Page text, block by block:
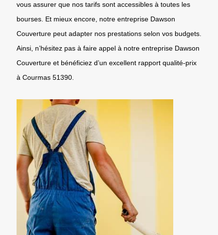
vous assurer que nos tarifs sont accessibles à toutes les
bourses. Et mieux encore, notre entreprise Dawson
Couverture peut adapter nos prestations selon vos budgets.
Ainsi, n’hésitez pas à faire appel à notre entreprise Dawson
Couverture et bénéficiez d’un excellent rapport qualité-prix
à Courmas 51390.